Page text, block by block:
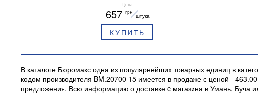
Цена
657 грн
штука
КУПИТЬ
В каталоге Бюромакс одна из популярнейших товарных единиц в
кодом производителя BM.20700-15 имеется в продаже с ценой -
предложения. Всю информацию о доставке c магазина в Умань, Буча